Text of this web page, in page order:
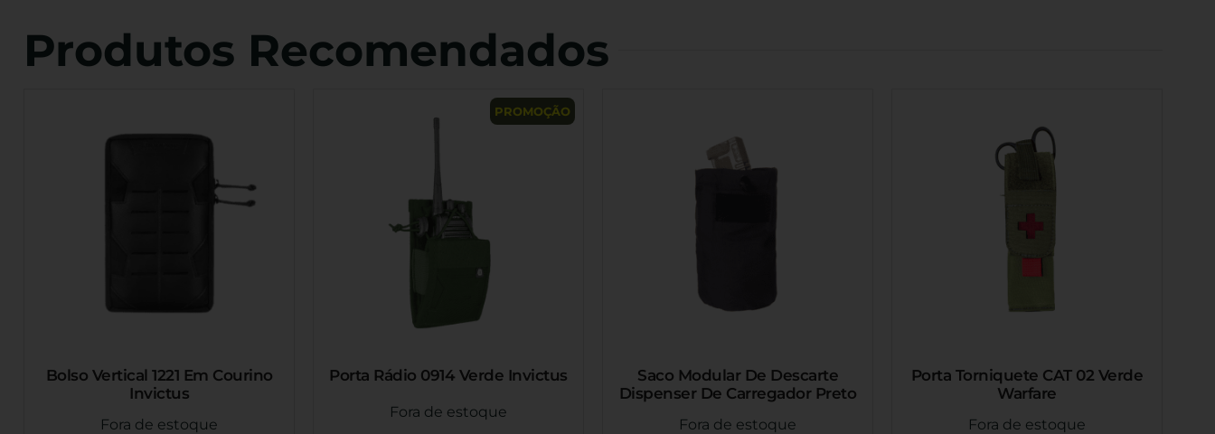
Produtos Recomendados
Bolso Vertical 1221 Em Courino
Invictus
Fora de estoque
PROMOÇÃO
Porta Rádio 0914 Verde Invictus
Fora de estoque
Saco Modular De Descarte
Dispenser De Carregador Preto
Fora de estoque
Porta Torniquete CAT 02 Verde
Warfare
Fora de estoque